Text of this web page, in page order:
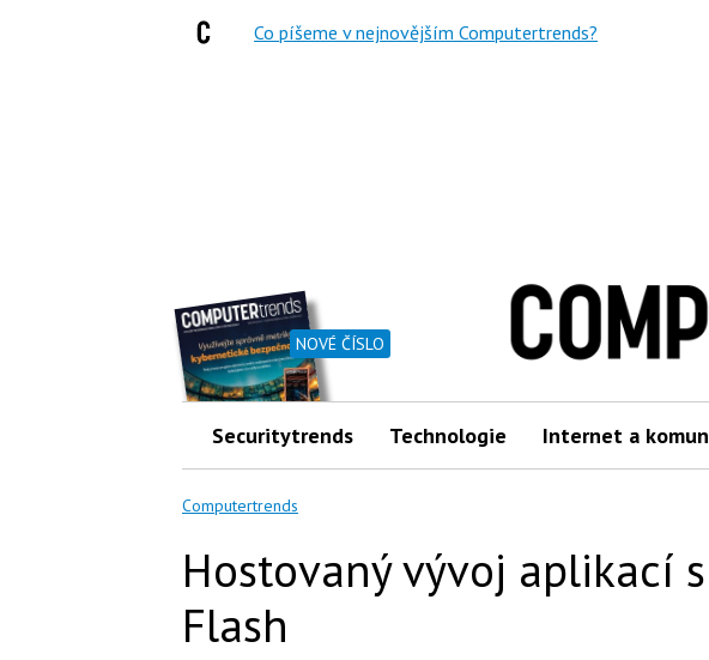
NOVÉ ČÍSLO
Securitytrends Technologie Internet a
Computertrends
Hostovaný vývoj aplikací
Flash
Co píšeme v nejnovějším Computertrends?